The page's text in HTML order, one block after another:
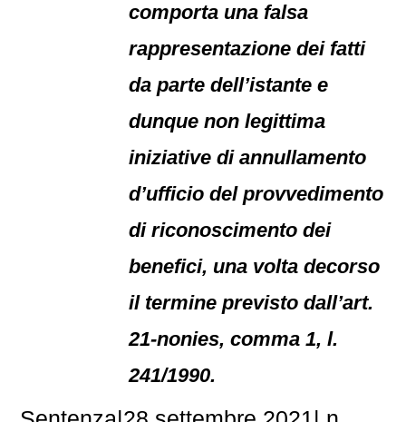
comporta una falsa
rappresentazione dei fatti
da parte dell’istante e
dunque non legittima
iniziative di annullamento
d’ufficio del provvedimento
di riconoscimento dei
benefici, una volta decorso
il termine previsto dall’art.
21-nonies, comma 1, l.
241/1990.